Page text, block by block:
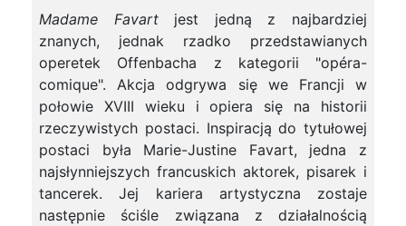
Madame Favartjest jedną z najbardziej
znanych, jednak rzadko przedstawianych
operetek Offenbacha z kategorii "opéra-
comique". Akcja odgrywa się we Francji w
połowie XVIII wieku i opiera się na historii
rzeczywistych postaci. Inspiracją do tytułowej
postaci była Marie-Justine Favart, jedna z
najsłynniejszych francuskich aktorek, pisarek i
tancerek. Jej kariera artystyczna zostaje
następnie ściśle związana z działalnością